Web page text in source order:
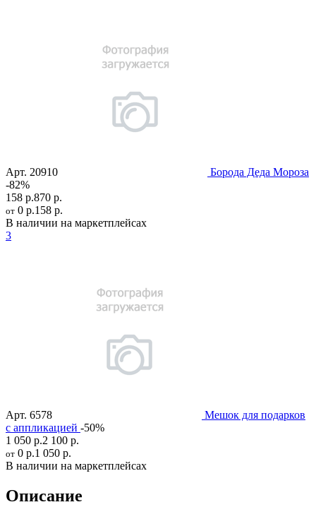
Арт. 20910
Борода Деда Мороза
-82%
158 р.870 р.
от 0 р.158 р.
В наличии на маркетплейсах
3
Арт. 6578
Мешок для подарков
с аппликацией -50%
1 050 р.2 100 р.
от 0 р.1 050 р.
В наличии на маркетплейсах
Описание